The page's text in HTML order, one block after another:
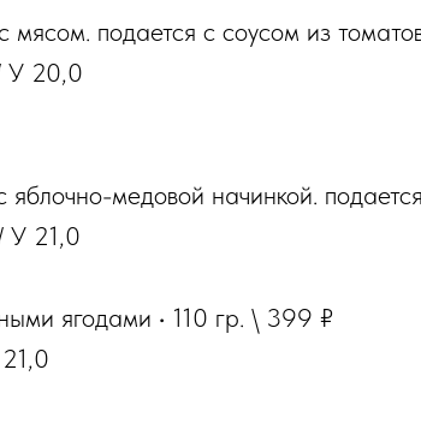
мясом. подается с соусом из
У 20,0
яблочно-медовой начинкой.
У 21,0
ягодами · 110 гр. \ 399 ₽